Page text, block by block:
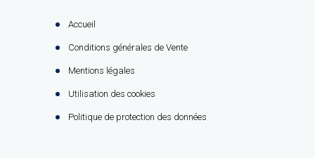
Accueil
Conditions générales de Vente
Mentions légales
Utilisation des cookies
Politique de protection des données